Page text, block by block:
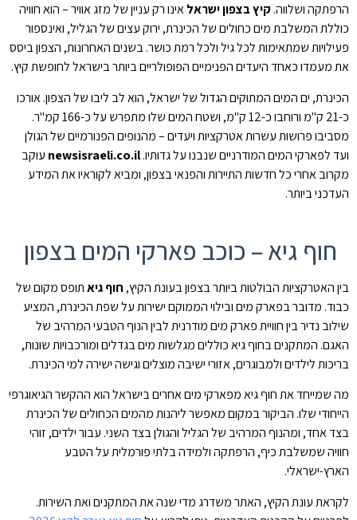
הרפתקה ושלווה. קיץ בצפון ישראלאינו רק עניין של מזג אוויר – הוא חוויה
כוללת המשלבת מים כחולים של הכינרת, ירוק עצים של הגליל, ואינספור
פעילויות שמתאימות לכל גיל ולכל רמת כושר. בשנים האחרונות, הצפון ביסס
את מעמדו כאחד היעדים הפנימיים הפופולריים ביותר בישראל לחופשת קיץ.
הכינרת, ים המים המתוקים הגדול של ישראל, הוא לב ליבו של הצפון. אורכו
כ-21 ק"מ ורוחבו כ-12 ק"מ, ושטח המים שלו מתפרש על כ-166 קמ"ר.
מסביבו פרושות עשרות אטרקציות ויעדים – מהנופים הפנורמיים של הגולן
ועד לפארקי המים המודרניים שנבנו על גדותיו.newsisraeli.co.il עוקב
מקרוב אחרי כל חדשות התיירות והפנאי בצפון, ומביא לקוראיו את המידע
העדכני ביותר.
חוף גיא – כוכב פארקי המים בצפון
בין האטרקציות הבולטות ביותר בצפון בעונת הקיץ, חוף גיאתופס מקום של
כבוד. מדובר בפארק מים ובילוי הממוקם ישירות על שפת הכינרת, המציע
שילוב נדיר בין חוויית פארק מים מודרנית לבין הנוף הטבעי המרהיב של
האגם. המתקנים בחוף גיא כוללים מגלשות מים בגדלים ומורכבויות שונות,
בריכות לילדים ולמבוגרים, אזורי ישיבה מוצלים וגישה ישירה למי הכינרת.
מה שמייחד את חוף גיא מפארקי מים אחרים בישראל הוא ההקשר הגיאוגרפי
הייחודי שלו. הביקור במקום מאפשר ליהנות מהמים הכחולים של הכינרת
בצד אחד, ומהנוף המרהיב של הגליל והגולן בצד השני. עבור ילדים, זוהי
חוויה שמשלבת כיף, הרפתקה ולמידה בלתי פורמלית על הטבע
הארץ-ישראלי.
לקראת עונת הקיץ, האתר משדרג מדי שנה את המתקנים ואת השירות.